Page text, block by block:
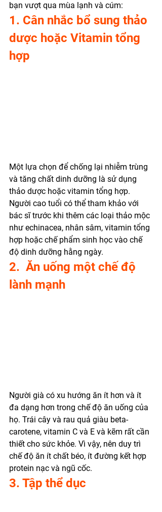
bạn vượt qua mùa lạnh và cúm:
1. Cân nhắc bổ sung thảo
dược hoặc Vitamin tổng
hợp
Một lựa chọn để chống lại nhiễm trùng
và tăng chất dinh dưỡng là sử dụng
thảo dược hoặc vitamin tổng hợp.
Người cao tuổi có thể tham khảo với
bác sĩ trước khi thêm các loại thảo mộc
như echinacea, nhân sâm, vitamin tổng
hợp hoặc chế phẩm sinh học vào chế
độ dinh dưỡng hằng ngày.
2.  Ăn uống một chế độ
lành mạnh
Người già có xu hướng ăn ít hơn và ít
đa dạng hơn trong chế độ ăn uống của
họ. Trái cây và rau quả giàu beta-
carotene, vitamin C và E và kẽm rất cần
thiết cho sức khỏe. Vì vậy, nên duy trì
chế độ ăn ít chất béo, ít đường kết hợp
protein nạc và ngũ cốc.
3. Tập thể dục